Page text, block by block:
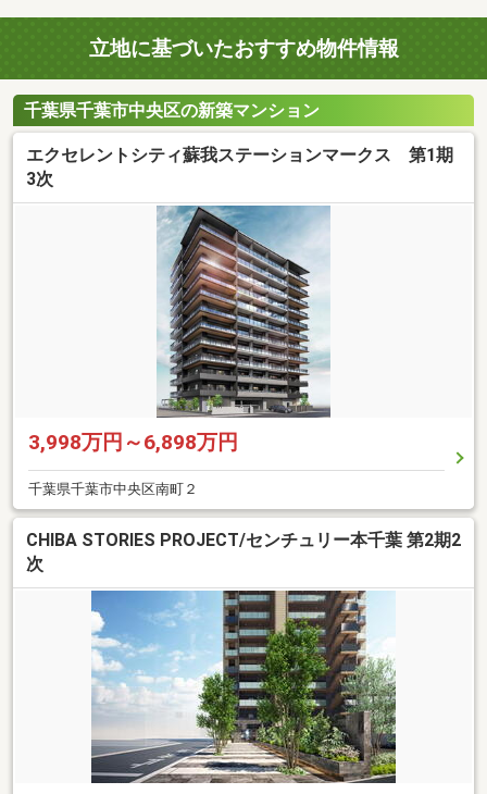
立地に基づいたおすすめ物件情報
千葉県千葉市中央区の新築マンション
エクセレントシティ蘇我ステーションマークス 第1期
3次
3,998万円～6,898万円
千葉県千葉市中央区南町２
CHIBA STORIES PROJECT/センチュリー本千葉 第2期2
次